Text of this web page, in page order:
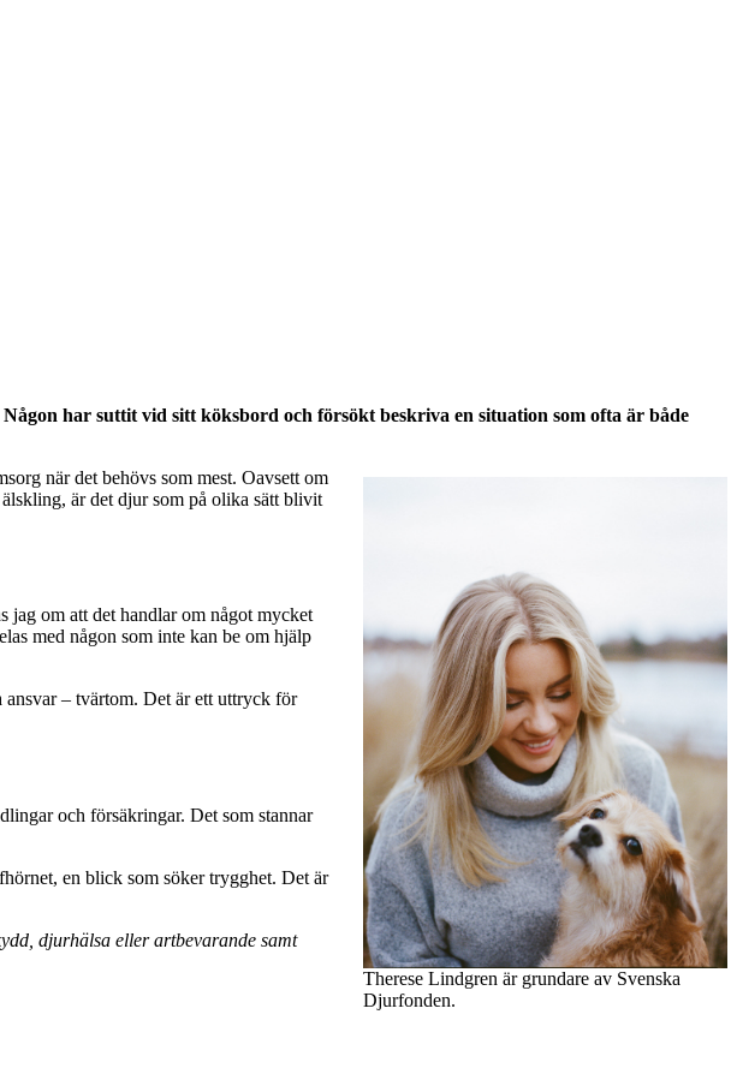
har suttit vid sitt köksbord och försökt beskriva en situation som ofta är både
Therese Lindgren är grundare av Svenska
Djurfonden.
när det behövs som mest. Oavsett om
är det djur som på olika sätt blivit
jag om att det handlar om något mycket
med någon som inte kan be om hjälp
ansvar – tvärtom. Det är ett uttryck för
och försäkringar. Det som stannar
en blick som söker trygghet. Det är
djurhälsa eller artbevarande samt